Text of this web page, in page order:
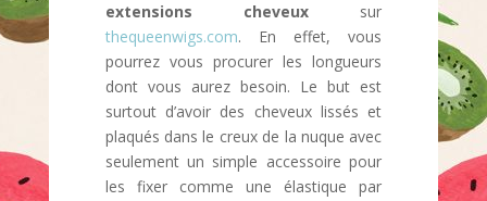
extensions cheveux sur
thequeenwigs.com. En effet, vous
pourrez vous procurer les longueurs
dont vous aurez besoin. Le but est
surtout d’avoir des cheveux lissés et
plaqués dans le creux de la nuque avec
seulement un simple accessoire pour
les fixer comme une élastique par